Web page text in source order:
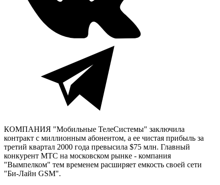
КОМПАНИЯ "Мобильные ТелеСистемы" заключила
контракт с миллионным абонентом, а ее чистая прибыль за
третий квартал 2000 года превысила $75 млн. Главный
конкурент МТС на московском рынке - компания
"Вымпелком" тем временем расширяет емкость своей сети
"Би-Лайн GSM".